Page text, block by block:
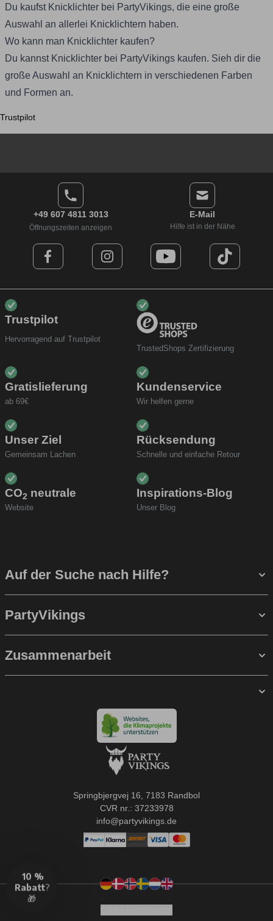
Du kaufst Knicklichter bei PartyVikings, die eine große
Auswahl an allerlei Knicklichtern haben.
Wo kann man Knicklichter kaufen?
Du kannst Knicklichter bei PartyVikings kaufen. Sieh dir die
große Auswahl an Knicklichtern in verschiedenen Farben
und Formen an.
Trustpilot
+49 607 4811 3013
Öffnungszeiten anzeigen
E-Mail
Hilfe ist in der Nähe
Trustpilot
Hervorragend auf Trustpilot
TrustedShops Zertifizierung
Gratislieferung
ab 69€
Kundenservice
Wir helfen gerne
Unser Ziel
Gemeinsam Lachen
Rücksendung
Schnelle und einfache Retour
CO2 neutrale
Website
Inspirations-Blog
Unser Blog
Auf der Suche nach Hilfe?
PartyVikings
Zusammenarbeit
Springbjergvej 16, 7183 Randbol
CVR nr.: 37233978
info@partyvikings.de